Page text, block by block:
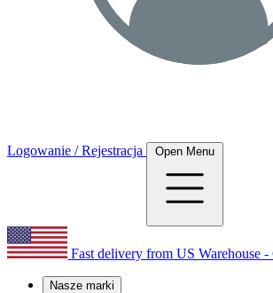
Logowanie / Rejestracja Open Menu
Fast delivery from US Warehouse -
Nasze marki